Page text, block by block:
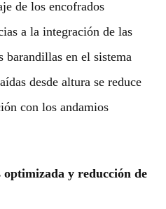
de los encofrados
a la integración de las
barandillas en el sistema
desde altura se reduce
con los andamios
y reducción de